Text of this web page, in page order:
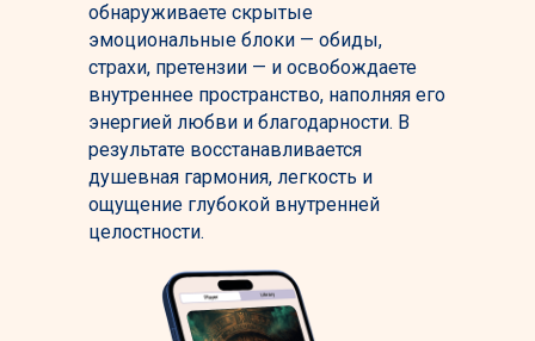
обнаруживаете скрытые
эмоциональные блоки — обиды,
страхи, претензии — и освобождаете
внутреннее пространство, наполняя его
энергией любви и благодарности. В
результате восстанавливается
душевная гармония, легкость и
ощущение глубокой внутренней
целостности.